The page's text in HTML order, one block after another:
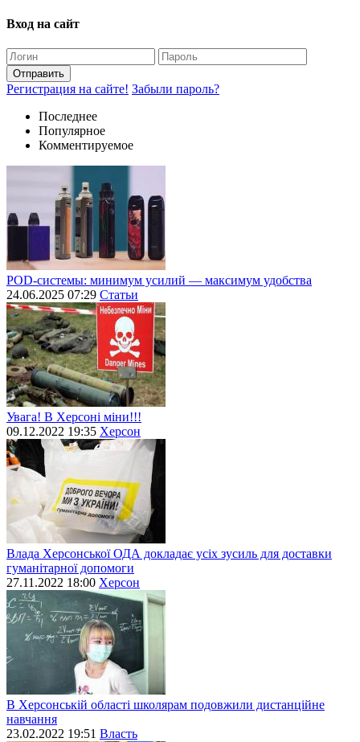
Вход на сайт
Отправить
Регистрация на сайте! Забыли пароль?
Последнее
Популярное
Комментируемое
POD-системы: минимум усилий — максимум удобства
24.06.2025 07:29 Статьи
Увага! В Херсоні міни!!!
09.12.2022 19:35 Херсон
Влада Херсонської ОДА докладає усіх зусиль для доставки
гуманітарної допомоги
27.11.2022 18:00 Херсон
В Херсонській області школярам подовжили дистанційне
навчання
23.02.2022 19:51 Власть